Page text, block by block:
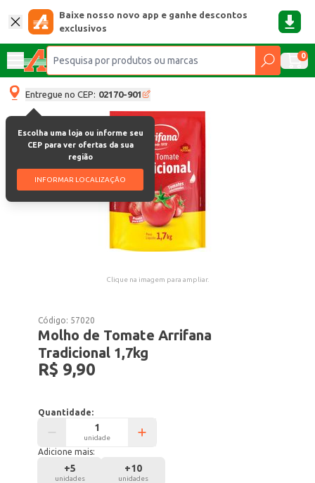
Baixe nosso novo app e ganhe descontos
exclusivos
0
Entregue no CEP: 02170-901
Escolha uma loja ou informe seu
CEP para ver ofertas da sua
região
INFORMAR LOCALIZAÇÃO
Clique na imagem para ampliar.
Código: 57020
Molho de Tomate Arrifana
Tradicional 1,7kg
R$ 9,90
Quantidade:
unidade
Adicione mais:
+5
unidades
+10
unidades